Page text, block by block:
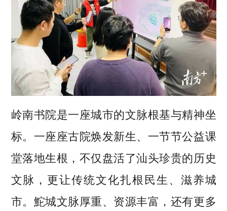
岭南书院是一座城市的文脉根基与精神坐
标。一座座古院焕发新生、一节节公益课
堂落地生根，不仅盘活了汕头珍贵的历史
文脉，更让传统文化扎根民生、滋养城
市。鮀城文脉厚重、资源丰富，还有更多